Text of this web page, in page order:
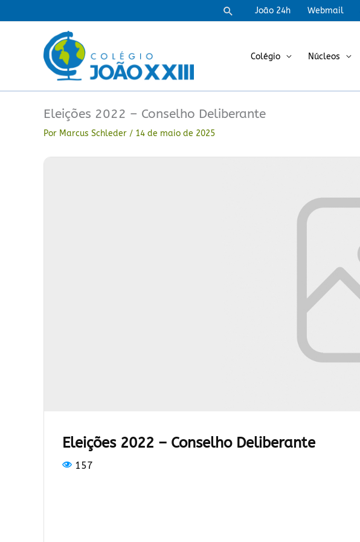
para
PesquisarJoão 24h Webmail
Colégio Núcleos
Eleições 2022 – Conselho Deliberante
Por Marcus Schleder / 14 de maio de 2025
Eleições 2022 – Conselho Deliberante
157